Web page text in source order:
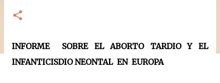
INFORME SOBRE EL ABORTO TARDIO Y EL
INFANTICISDIO NEONTAL EN EUROPA